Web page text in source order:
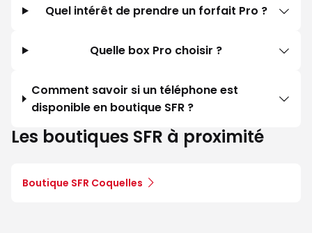
Quel intérêt de prendre un forfait Pro ?
Quelle box Pro choisir ?
Comment savoir si un téléphone est
disponible en boutique SFR ?
Les boutiques SFR à proximité
Boutique SFR Coquelles